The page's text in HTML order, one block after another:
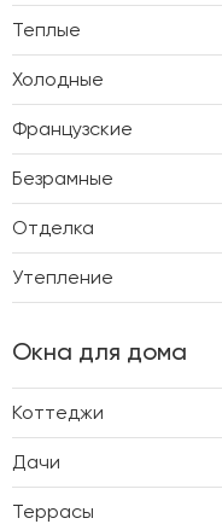
Теплые
Холодные
Французские
Безрамные
Отделка
Утепление
Окна для дома
Коттеджи
Дачи
Террасы